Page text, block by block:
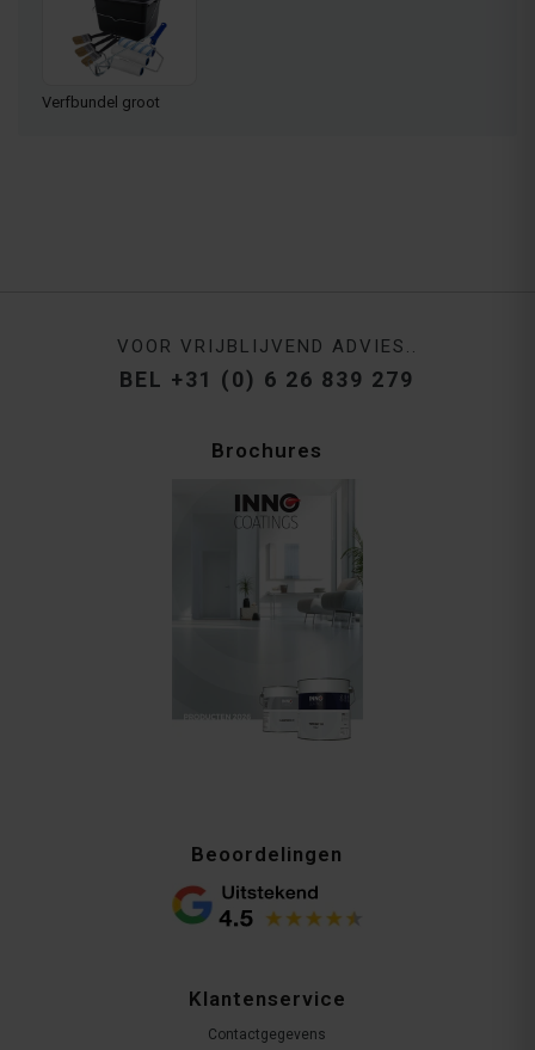
Verfbundel groot
VOOR VRIJBLIJVEND ADVIES..
BEL +31 (0) 6 26 839 279
Brochures
Beoordelingen
Klantenservice
Contactgegevens